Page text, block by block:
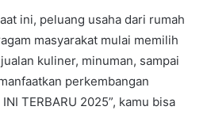
ini, peluang usaha dari rumah
masyarakat mulai memilih
kuliner, minuman, sampai
perkembangan
TERBARU 2025”, kamu bisa